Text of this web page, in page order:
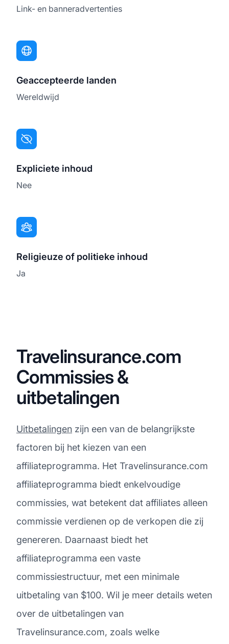
Link- en banneradvertenties
Geaccepteerde landen
Wereldwijd
Expliciete inhoud
Nee
Religieuze of politieke inhoud
Ja
Travelinsurance.com
Commissies &
uitbetalingen
Uitbetalingen zijn een van de belangrijkste
factoren bij het kiezen van een
affiliateprogramma. Het Travelinsurance.com
affiliateprogramma biedt enkelvoudige
commissies, wat betekent dat affiliates alleen
commissie verdienen op de verkopen die zij
genereren. Daarnaast biedt het
affiliateprogramma een vaste
commissiestructuur, met een minimale
uitbetaling van $100. Wil je meer details weten
over de uitbetalingen van
Travelinsurance.com, zoals welke